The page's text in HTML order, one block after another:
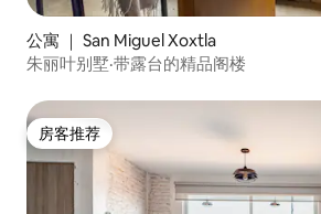
公寓 ｜ San Miguel Xoxtla
朱丽叶别墅·带露台的精品阁楼
房客推荐
房客推荐